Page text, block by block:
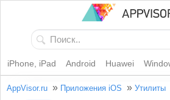
iPhone, iPad Android Huawei
AppVisor.ru » Приложения iOS » Утилиты